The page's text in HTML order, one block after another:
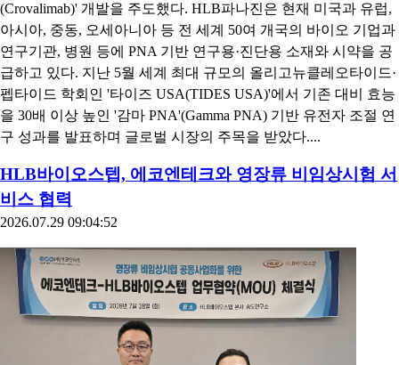
(Crovalimab)' 개발을 주도했다. HLB파나진은 현재 미국과 유럽,
아시아, 중동, 오세아니아 등 전 세계 50여 개국의 바이오 기업과
연구기관, 병원 등에 PNA 기반 연구용·진단용 소재와 시약을 공
급하고 있다. 지난 5월 세계 최대 규모의 올리고뉴클레오타이드·
펩타이드 학회인 '타이즈 USA(TIDES USA)'에서 기존 대비 효능
을 30배 이상 높인 '감마 PNA'(Gamma PNA) 기반 유전자 조절 연
구 성과를 발표하며 글로벌 시장의 주목을 받았다....
HLB바이오스텝, 에코엔테크와 영장류 비임상시험 서
비스 협력
2026.07.29 09:04:52